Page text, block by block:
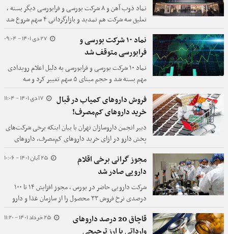
نماد ذوب آهن و ۸ شرکت بورسی و فرابورسی دیگر بسته ،
تعلیق سه شرکت هم تمدید و بازارگردانی ۴ سهم شروع شد
و تعداد ابطالی ها نیز به ۷ مورد رسید.
27 دی 1401 - 09:04
نماد ۱۰ شرکت بورسی و
فرابورسی متوقف شد
نماد ۱۰ شرکت بورسی و فرابورسی به دلیل اعلام رویدادی
مهم بسته شد و حجم مبنای ۵ سهم تغییر کرد و سه
پالایشگاه و سه شرکت هم مشمول ابطال معاملات شدند.
17 دی 1401 - 11:04
فروش داروهای کمیاب در قبال
خرید داروهای کم‌مصرف!
دبیر انجمن داروسازان تهران با بیان اینکه برخی شرکت‌های
پخش دارو در ازای خرید داروهای کم‌مصرف،‌ داروهای
کمیاب را به داروخانه‌ها می‌فروشند؛ گفت: این مسئله
باعث انتقال پیام اشتباه به تولیدکنندگان و سیاستگذاران
صنعت دارو و ضرر مالی به داروخانه‌ها می‌شود.
25 آبان 1401 - 10:06
مجوز گرانی برخی اقلام
دارویی صادر شد
شرکت دارویی حاضر در بورس ، مجوز افزایش ۱۴ تا ۱۰۰
درصدی نرخ فروش ۳۳ محصول را از سازمان غذا و دارو
گرفت.
25 خرداد 1401 - 11:20
قاچاق 20 درصد داروهای